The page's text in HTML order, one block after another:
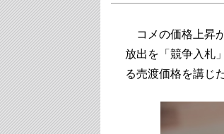
コメの価格上昇
放出を「競争入札
る売渡価格を講じ